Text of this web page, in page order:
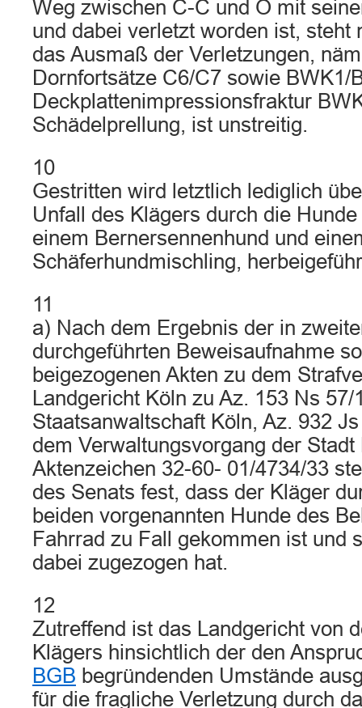
Weg zwischen C-C und O mit
und dabei verletzt worden ist, steht
das Ausmaß der Verletzungen,
Dornfortsätze C6/C7 sowie BWK1/
Deckplattenimpressionsfraktur
Schädelprellung, ist unstreitig.
10
Gestritten wird letztlich lediglich
Unfall des Klägers durch die
einem Bernersennenhund und
Schäferhundmischling,
11
a) Nach dem Ergebnis der in
durchgeführten Beweisaufnahme
beigezogenen Akten zu dem
Landgericht Köln zu Az. 153 Ns 57/
Staatsanwaltschaft Köln, Az. 932
dem Verwaltungsvorgang der
Aktenzeichen 32-60- 01/4734/33
des Senats fest, dass der Kläger
beiden vorgenannten Hunde des
Fahrrad zu Fall gekommen ist und
dabei zugezogen hat.
12
Zutreffend ist das Landgericht von
Klägers hinsichtlich der den
BGB begründenden Umstände
für die fragliche Verletzung durch